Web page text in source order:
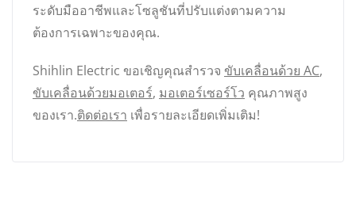
ระดับมืออาชีพและโซลูชันที่ปรับแต่งตามความ
ต้องการเฉพาะของคุณ.
Shihlin Electric ขอเชิญคุณสำรวจ ขับเคลื่อนด้วย AC,
ขับเคลื่อนด้วยมอเตอร์, มอเตอร์เซอร์โว คุณภาพสูง
ของเรา.ติดต่อเรา เพื่อรายละเอียดเพิ่มเติม!